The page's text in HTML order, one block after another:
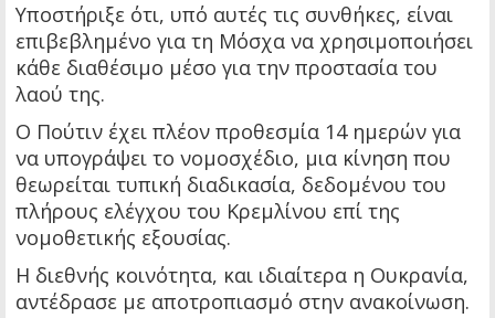
Υποστήριξε ότι, υπό αυτές τις συνθήκες, είναι
επιβεβλημένο για τη Μόσχα να χρησιμοποιήσει
κάθε διαθέσιμο μέσο για την προστασία του
λαού της.
Ο Πούτιν έχει πλέον προθεσμία 14 ημερών για
να υπογράψει το νομοσχέδιο, μια κίνηση που
θεωρείται τυπική διαδικασία, δεδομένου του
πλήρους ελέγχου του Κρεμλίνου επί της
νομοθετικής εξουσίας.
Η διεθνής κοινότητα, και ιδιαίτερα η Ουκρανία,
αντέδρασε με αποτροπιασμό στην ανακοίνωση.